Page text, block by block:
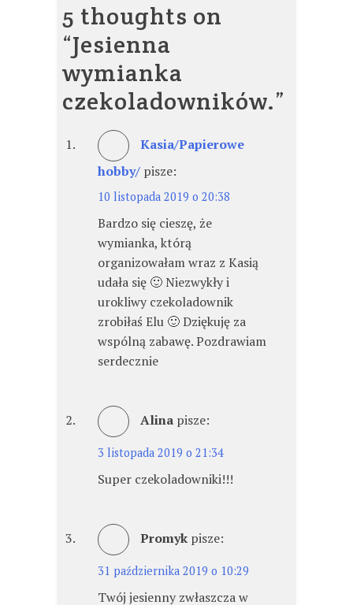
5 thoughts on
“Jesienna
wymianka
czekoladowników.”
Kasia/Papierowe
hobby/ pisze:
10 listopada 2019 o 20:38
Bardzo się cieszę, że
wymianka, którą
organizowałam wraz z Kasią
udała się 🙂 Niezwykły i
urokliwy czekoladownik
zrobiłaś Elu 🙂 Dziękuję za
wspólną zabawę. Pozdrawiam
serdecznie
Alina pisze:
3 listopada 2019 o 21:34
Super czekoladowniki!!!
Promyk pisze:
31 października 2019 o 10:29
Twój jesienny zwłaszcza w